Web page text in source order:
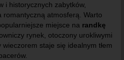
i historycznych zabytków,
romantyczną atmosferą. Warto
miejsce na randkę
rynek, otoczony urokliwymi
staje się idealnym tłem